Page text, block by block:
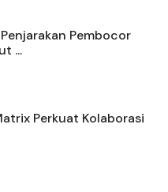
Pembocor
...
Perkuat Kolaborasi